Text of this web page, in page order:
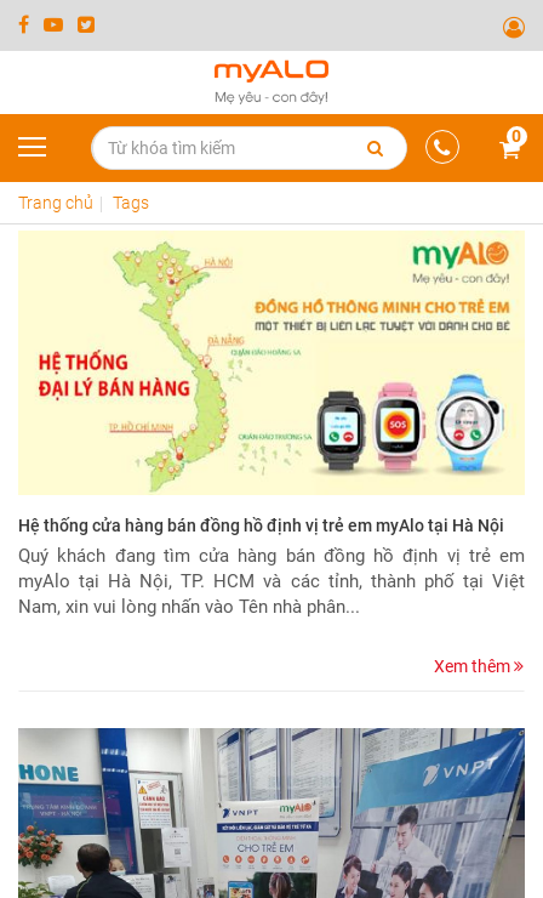
0
Trang chủ Tags
Hệ thống cửa hàng bán đồng hồ định vị trẻ em myAlo tại Hà Nội
Quý khách đang tìm cửa hàng bán đồng hồ định vị trẻ em
myAlo tại Hà Nội, TP. HCM và các tỉnh, thành phố tại Việt
Nam, xin vui lòng nhấn vào Tên nhà phân...
Xem thêm